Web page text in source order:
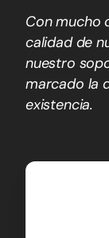
Con mucho
calidad de
nuestro